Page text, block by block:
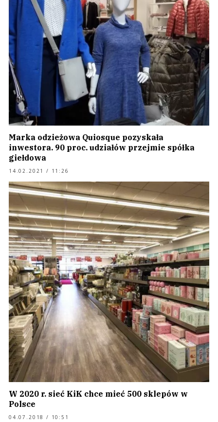
Marka odzieżowa Quiosque pozyskała
inwestora. 90 proc. udziałów przejmie spółka
giełdowa
14.02.2021 / 11:26
W 2020 r. sieć KiK chce mieć 500 sklepów w
Polsce
04.07.2018 / 10:51